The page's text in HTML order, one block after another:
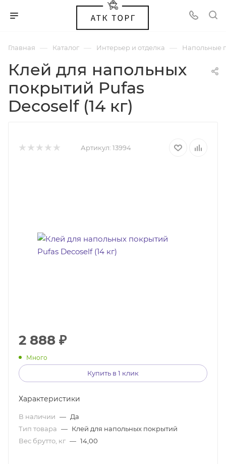
Главная — Каталог — Интерьер и отделка — Напольные
Клей для напольных
покрытий Pufas
Decoself (14 кг)
Артикул: 13994
2 888 ₽
Много
Купить в 1 клик
Характеристики
В наличии — Да
Тип товара — Клей для напольных покрытий
Вес брутто, кг — 14,00